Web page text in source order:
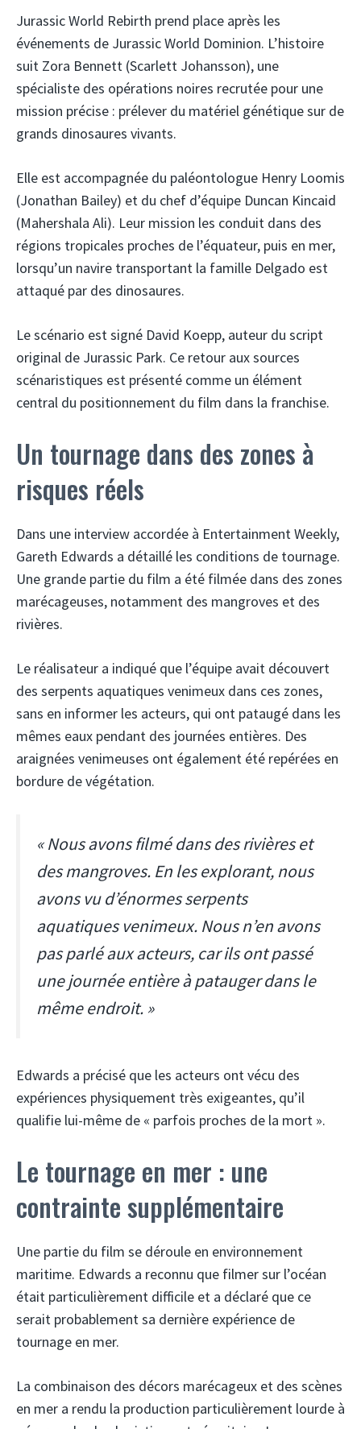
Jurassic World Rebirth prend place après les
événements de Jurassic World Dominion. L’histoire
suit Zora Bennett (Scarlett Johansson), une
spécialiste des opérations noires recrutée pour une
mission précise : prélever du matériel génétique sur de
grands dinosaures vivants.
Elle est accompagnée du paléontologue Henry Loomis
(Jonathan Bailey) et du chef d’équipe Duncan Kincaid
(Mahershala Ali). Leur mission les conduit dans des
régions tropicales proches de l’équateur, puis en mer,
lorsqu’un navire transportant la famille Delgado est
attaqué par des dinosaures.
Le scénario est signé David Koepp, auteur du script
original de Jurassic Park. Ce retour aux sources
scénaristiques est présenté comme un élément
central du positionnement du film dans la franchise.
Un tournage dans des zones à
risques réels
Dans une interview accordée à Entertainment Weekly,
Gareth Edwards a détaillé les conditions de tournage.
Une grande partie du film a été filmée dans des zones
marécageuses, notamment des mangroves et des
rivières.
Le réalisateur a indiqué que l’équipe avait découvert
des serpents aquatiques venimeux dans ces zones,
sans en informer les acteurs, qui ont pataugé dans les
mêmes eaux pendant des journées entières. Des
araignées venimeuses ont également été repérées en
bordure de végétation.
« Nous avons filmé dans des rivières et
des mangroves. En les explorant, nous
avons vu d’énormes serpents
aquatiques venimeux. Nous n’en avons
pas parlé aux acteurs, car ils ont passé
une journée entière à patauger dans le
même endroit. »
Edwards a précisé que les acteurs ont vécu des
expériences physiquement très exigeantes, qu’il
qualifie lui-même de « parfois proches de la mort ».
Le tournage en mer : une
contrainte supplémentaire
Une partie du film se déroule en environnement
maritime. Edwards a reconnu que filmer sur l’océan
était particulièrement difficile et a déclaré que ce
serait probablement sa dernière expérience de
tournage en mer.
La combinaison des décors marécageux et des scènes
en mer a rendu la production particulièrement lourde à